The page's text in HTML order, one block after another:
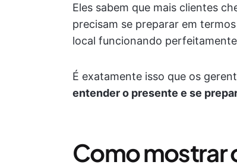
Eles sabem que mais clientes
precisam se preparar em
local funcionando
É exatamente isso que os
entender o presente e se
Como mostrar